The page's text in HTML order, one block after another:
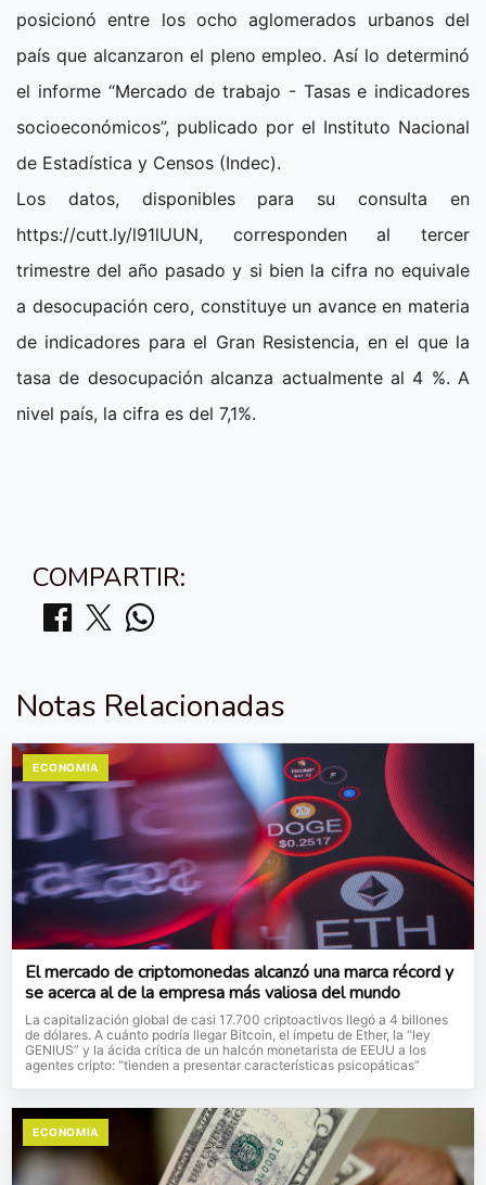
posicionó entre los ocho aglomerados urbanos del
país que alcanzaron el pleno empleo. Así lo determinó
el informe “Mercado de trabajo - Tasas e indicadores
socioeconómicos”, publicado por el Instituto Nacional
de Estadística y Censos (Indec).
Los datos, disponibles para su consulta en
https://cutt.ly/l91lUUN, corresponden al tercer
trimestre del año pasado y si bien la cifra no equivale
a desocupación cero, constituye un avance en materia
de indicadores para el Gran Resistencia, en el que la
tasa de desocupación alcanza actualmente al 4 %. A
nivel país, la cifra es del 7,1%.
COMPARTIR:
Notas Relacionadas
ECONOMIA
El mercado de criptomonedas alcanzó una marca récord y
se acerca al de la empresa más valiosa del mundo
La capitalización global de casi 17.700 criptoactivos llegó a 4 billones
de dólares. A cuánto podría llegar Bitcoin, el ímpetu de Ether, la “ley
GENIUS” y la ácida crítica de un halcón monetarista de EEUU a los
agentes cripto: “tienden a presentar características psicopáticas”
ECONOMIA